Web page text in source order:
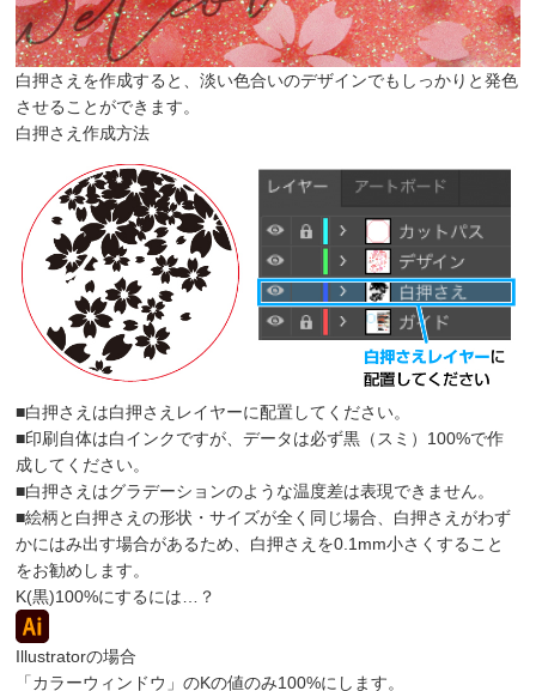
白押さえを作成すると、淡い色合いのデザインでもしっかりと発色
させることができます。
白押さえ作成方法
■白押さえは白押さえレイヤーに配置してください。
■印刷自体は白インクですが、データは必ず黒（スミ）100%で作
成してください。
■白押さえはグラデーションのような温度差は表現できません。
■絵柄と白押さえの形状・サイズが全く同じ場合、白押さえがわず
かにはみ出す場合があるため、白押さえを0.1mm小さくすること
をお勧めします。
K(黒)100%にするには…？
Illustratorの場合
「カラーウィンドウ」のKの値のみ100%にします。